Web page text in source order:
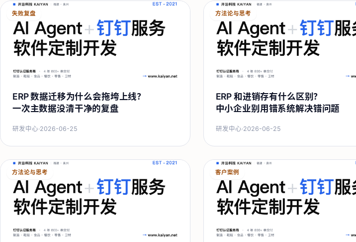
失败复盘
ERP 数据迁移为什么会拖垮上线？
一次主数据没清干净的复盘
研发中心·2026-06-25
方法论与思考
ERP 和进销存有什么区别？
中小企业别用错系统解决错问题
研发中心·2026-06-25
方法论与思考 客户案例